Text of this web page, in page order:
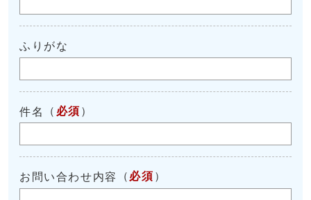
ふりがな
件名 （ 必須 ）
お問い合わせ内容 （ 必須 ）